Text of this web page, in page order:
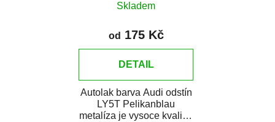
Skladem
od 175 Kč
DETAIL
Autolak barva Audi odstín
LY5T Pelikanblau
metalíza je vysoce kvalitní